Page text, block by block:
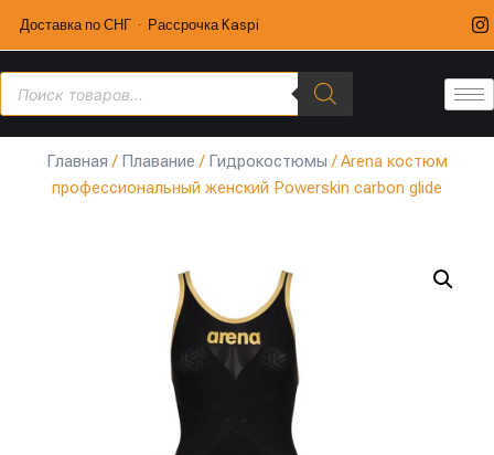
Доставка по СНГ · Рассрочка Kaspi
Главная / Плавание / Гидрокостюмы / Arena костюм
профессиональный женский Powerskin carbon glide